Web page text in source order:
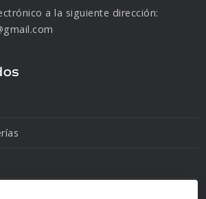
a la siguiente dirección: